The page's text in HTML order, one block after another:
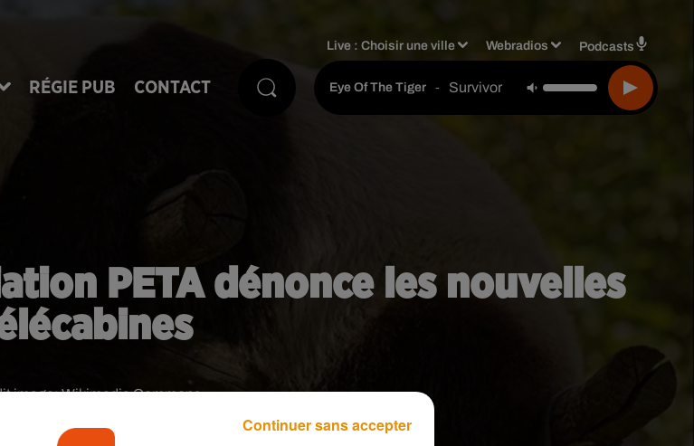
RÉGIE PUB CONTACT
Live :Choisir une ville Webradios Podcasts
Eye Of The Tiger - Survivor
PETA dénonce les nouvelles
image:Wikimedia Commons
Continuer sans accepter